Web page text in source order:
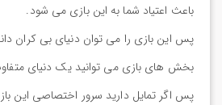
باعث اعتیاد شما به این بازی می شود.
پس این بازی را می توان دنیای بی کران
بخش های بازی می توانید یک دنیای
پس اگر تمایل دارید سرور اختصاصی این